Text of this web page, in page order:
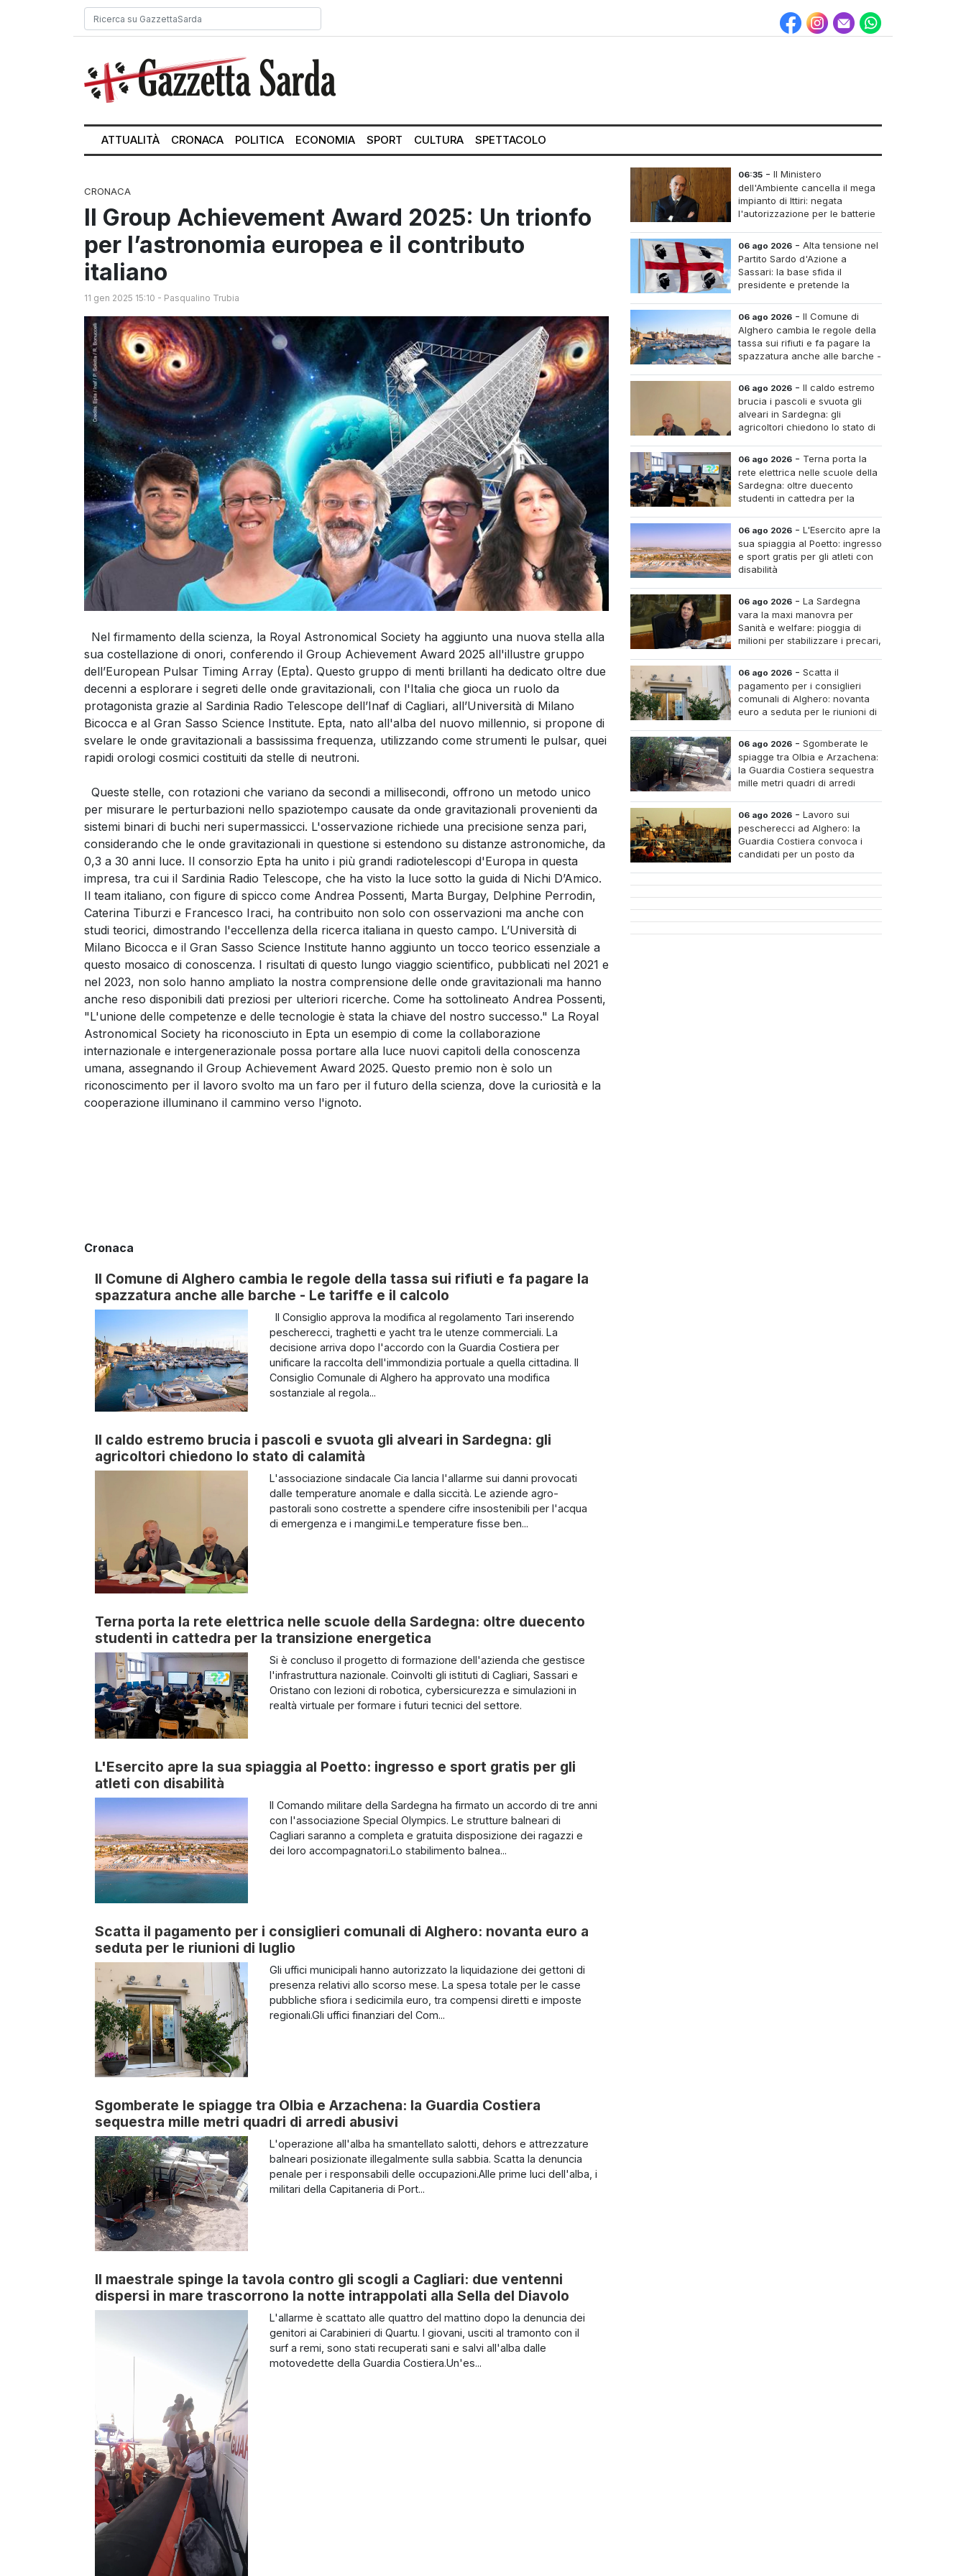
ATTUALITÀ CRONACA POLITICA ECONOMIA SPORT CULTURA SPETTACOLO
CRONACA
Il Group Achievement Award 2025: Un trionfo
per l’astronomia europea e il contributo
italiano
11 gen 2025 15:10 - Pasqualino Trubia
Nel firmamento della scienza, la Royal Astronomical Society ha aggiunto una nuova stella alla
sua costellazione di onori, conferendo il Group Achievement Award 2025 all'illustre gruppo
dell’European Pulsar Timing Array (Epta). Questo gruppo di menti brillanti ha dedicato oltre due
decenni a esplorare i segreti delle onde gravitazionali, con l'Italia che gioca un ruolo da
protagonista grazie al Sardinia Radio Telescope dell’Inaf di Cagliari, all’Università di Milano
Bicocca e al Gran Sasso Science Institute. Epta, nato all'alba del nuovo millennio, si propone di
svelare le onde gravitazionali a bassissima frequenza, utilizzando come strumenti le pulsar, quei
rapidi orologi cosmici costituiti da stelle di neutroni.
Queste stelle, con rotazioni che variano da secondi a millisecondi, offrono un metodo unico
per misurare le perturbazioni nello spaziotempo causate da onde gravitazionali provenienti da
sistemi binari di buchi neri supermassicci. L'osservazione richiede una precisione senza pari,
considerando che le onde gravitazionali in questione si estendono su distanze astronomiche, da
0,3 a 30 anni luce. Il consorzio Epta ha unito i più grandi radiotelescopi d'Europa in questa
impresa, tra cui il Sardinia Radio Telescope, che ha visto la luce sotto la guida di Nichi D’Amico.
Il team italiano, con figure di spicco come Andrea Possenti, Marta Burgay, Delphine Perrodin,
Caterina Tiburzi e Francesco Iraci, ha contribuito non solo con osservazioni ma anche con
studi teorici, dimostrando l'eccellenza della ricerca italiana in questo campo. L’Università di
Milano Bicocca e il Gran Sasso Science Institute hanno aggiunto un tocco teorico essenziale a
questo mosaico di conoscenza. I risultati di questo lungo viaggio scientifico, pubblicati nel 2021 e
nel 2023, non solo hanno ampliato la nostra comprensione delle onde gravitazionali ma hanno
anche reso disponibili dati preziosi per ulteriori ricerche. Come ha sottolineato Andrea Possenti,
"L'unione delle competenze e delle tecnologie è stata la chiave del nostro successo." La Royal
Astronomical Society ha riconosciuto in Epta un esempio di come la collaborazione
internazionale e intergenerazionale possa portare alla luce nuovi capitoli della conoscenza
umana, assegnando il Group Achievement Award 2025. Questo premio non è solo un
riconoscimento per il lavoro svolto ma un faro per il futuro della scienza, dove la curiosità e la
cooperazione illuminano il cammino verso l'ignoto.
Cronaca
Il Comune di Alghero cambia le regole della tassa sui rifiuti e fa pagare la
spazzatura anche alle barche - Le tariffe e il calcolo
Il Consiglio approva la modifica al regolamento Tari inserendo
pescherecci, traghetti e yacht tra le utenze commerciali. La
decisione arriva dopo l'accordo con la Guardia Costiera per
unificare la raccolta dell'immondizia portuale a quella cittadina. Il
Consiglio Comunale di Alghero ha approvato una modifica
sostanziale al regola...
Il caldo estremo brucia i pascoli e svuota gli alveari in Sardegna: gli
agricoltori chiedono lo stato di calamità
L'associazione sindacale Cia lancia l'allarme sui danni provocati
dalle temperature anomale e dalla siccità. Le aziende agro-
pastorali sono costrette a spendere cifre insostenibili per l'acqua
di emergenza e i mangimi.Le temperature fisse ben...
Terna porta la rete elettrica nelle scuole della Sardegna: oltre duecento
studenti in cattedra per la transizione energetica
Si è concluso il progetto di formazione dell'azienda che gestisce
l'infrastruttura nazionale. Coinvolti gli istituti di Cagliari, Sassari e
Oristano con lezioni di robotica, cybersicurezza e simulazioni in
realtà virtuale per formare i futuri tecnici del settore.
L'Esercito apre la sua spiaggia al Poetto: ingresso e sport gratis per gli
atleti con disabilità
Il Comando militare della Sardegna ha firmato un accordo di tre anni
con l'associazione Special Olympics. Le strutture balneari di
Cagliari saranno a completa e gratuita disposizione dei ragazzi e
dei loro accompagnatori.Lo stabilimento balnea...
Scatta il pagamento per i consiglieri comunali di Alghero: novanta euro a
seduta per le riunioni di luglio
Gli uffici municipali hanno autorizzato la liquidazione dei gettoni di
presenza relativi allo scorso mese. La spesa totale per le casse
pubbliche sfiora i sedicimila euro, tra compensi diretti e imposte
regionali.Gli uffici finanziari del Com...
Sgomberate le spiagge tra Olbia e Arzachena: la Guardia Costiera
sequestra mille metri quadri di arredi abusivi
L'operazione all'alba ha smantellato salotti, dehors e attrezzature
balneari posizionate illegalmente sulla sabbia. Scatta la denuncia
penale per i responsabili delle occupazioni.Alle prime luci dell'alba, i
militari della Capitaneria di Port...
Il maestrale spinge la tavola contro gli scogli a Cagliari: due ventenni
dispersi in mare trascorrono la notte intrappolati alla Sella del Diavolo
L'allarme è scattato alle quattro del mattino dopo la denuncia dei
genitori ai Carabinieri di Quartu. I giovani, usciti al tramonto con il
surf a remi, sono stati recuperati sani e salvi all'alba dalle
motovedette della Guardia Costiera.Un'es...
06:35 - Il Ministero
dell'Ambiente cancella il mega
impianto di Ittiri: negata
l'autorizzazione per le batterie
06 ago 2026 - Alta tensione nel
Partito Sardo d'Azione a
Sassari: la base sfida il
presidente e pretende la
straordinario
06 ago 2026 - Il Comune di
Alghero cambia le regole della
tassa sui rifiuti e fa pagare la
spazzatura anche alle barche -
06 ago 2026 - Il caldo estremo
brucia i pascoli e svuota gli
alveari in Sardegna: gli
agricoltori chiedono lo stato di
06 ago 2026 - Terna porta la
rete elettrica nelle scuole della
Sardegna: oltre duecento
studenti in cattedra per la
06 ago 2026 - L'Esercito apre la
sua spiaggia al Poetto: ingresso
e sport gratis per gli atleti con
disabilità
06 ago 2026 - La Sardegna
vara la maxi manovra per
Sanità e welfare: pioggia di
milioni per stabilizzare i precari,
centri e assumere infermieri fissi nelle case di riposo.
06 ago 2026 - Scatta il
pagamento per i consiglieri
comunali di Alghero: novanta
euro a seduta per le riunioni di
06 ago 2026 - Sgomberate le
spiagge tra Olbia e Arzachena:
la Guardia Costiera sequestra
mille metri quadri di arredi
06 ago 2026 - Lavoro sui
pescherecci ad Alghero: la
Guardia Costiera convoca i
candidati per un posto da